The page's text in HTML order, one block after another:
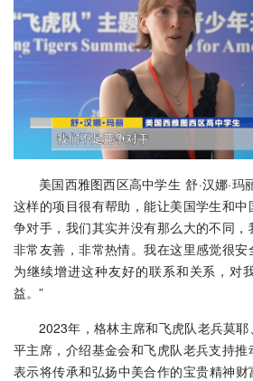
美国西雅图西区高中学生 舒·汉娜·玛
这样的项目很有帮助，能让美国学生和
争对手，我们其实并没有那么大的不同
非常友善，非常热情。我在这里感觉很
为继续增进这种友好的联系和关系，对
益。”
2023年，格林主席和飞虎队老兵莫
平主席，介绍基金会和飞虎队老兵支持推
表示将传承和弘扬中美合作的宝贵精神